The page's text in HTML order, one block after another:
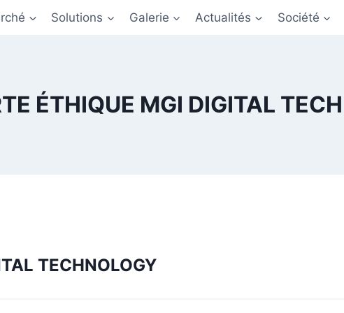
Solutions Galerie Actualités Société
ÉTHIQUE MGI DIGITAL
TECHNOLOGY